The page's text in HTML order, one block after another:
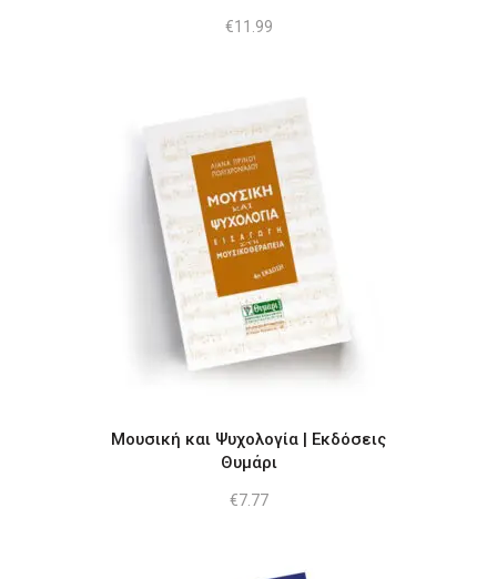
€11.99
Μουσική και Ψυχολογία | Εκδόσεις
Θυμάρι
€7.77